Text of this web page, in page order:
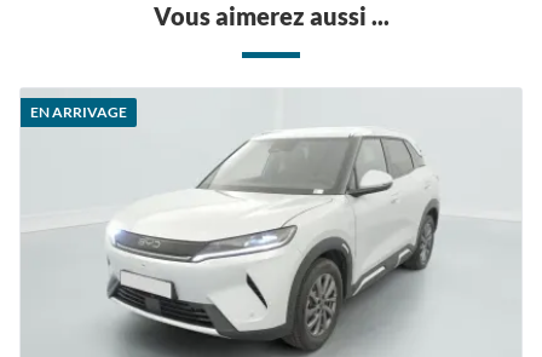
Vous aimerez aussi ...
EN ARRIVAGE